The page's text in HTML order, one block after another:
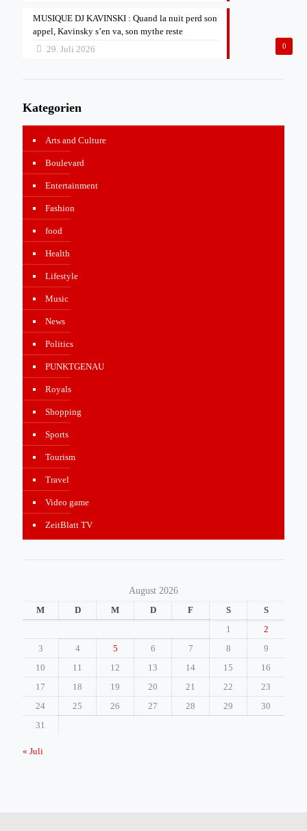
0
MUSIQUE DJ KAVINSKI : Quand la nuit perd son
appel, Kavinsky s’en va, son mythe reste
29. Juli 2026
Kategorien
Arts and Culture
Boulevard
Entertainment
Fashion
food
Health
Lifestyle
Music
News
Politics
PUNKTGENAU
Royals
Shopping
Sports
Tourism
Travel
Video game
ZeitBlatt TV
August 2026
M
D M D F S
S
1
2
3
4 5 6 7 8
9
10
11 12 13 14 15
16
17
18 19 20 21 22
23
24
25 26 27 28 29
30
31
« Juli